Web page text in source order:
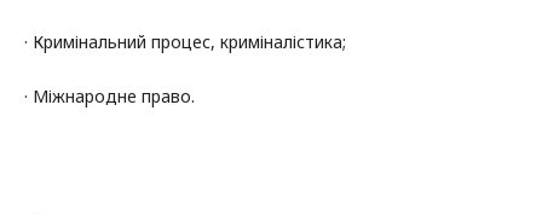
· Кримінальний процес, криміналістика;
· Міжнародне право.